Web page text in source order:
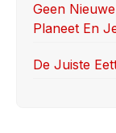
Geen
Planeet En
De Juiste